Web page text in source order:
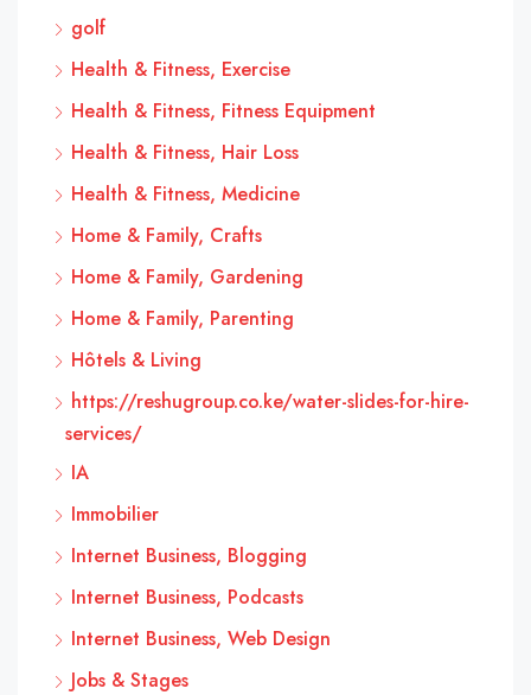
golf
Health & Fitness, Exercise
Health & Fitness, Fitness Equipment
Health & Fitness, Hair Loss
Health & Fitness, Medicine
Home & Family, Crafts
Home & Family, Gardening
Home & Family, Parenting
Hôtels & Living
https://reshugroup.co.ke/water-slides-for-hire-
services/
IA
Immobilier
Internet Business, Blogging
Internet Business, Podcasts
Internet Business, Web Design
Jobs & Stages